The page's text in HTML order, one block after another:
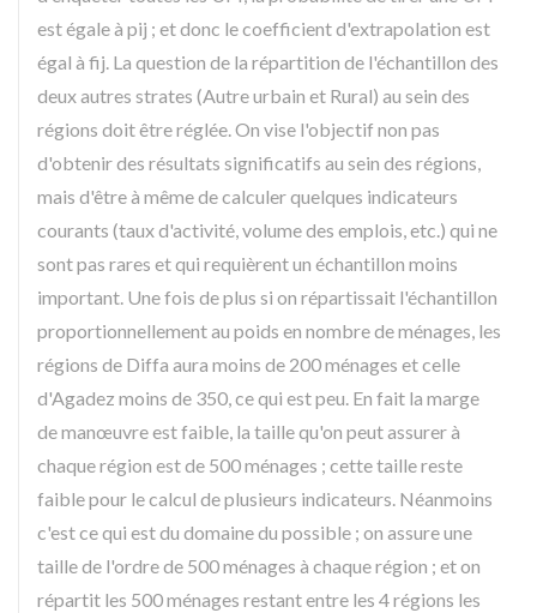
est égale à pij ; et donc le coefficient d'extrapolation est
égal à fij. La question de la répartition de l'échantillon des
deux autres strates (Autre urbain et Rural) au sein des
régions doit être réglée. On vise l'objectif non pas
d'obtenir des résultats significatifs au sein des régions,
mais d'être à même de calculer quelques indicateurs
courants (taux d'activité, volume des emplois, etc.) qui ne
sont pas rares et qui requièrent un échantillon moins
important. Une fois de plus si on répartissait l'échantillon
proportionnellement au poids en nombre de ménages, les
régions de Diffa aura moins de 200 ménages et celle
d'Agadez moins de 350, ce qui est peu. En fait la marge
de manœuvre est faible, la taille qu'on peut assurer à
chaque région est de 500 ménages ; cette taille reste
faible pour le calcul de plusieurs indicateurs. Néanmoins
c'est ce qui est du domaine du possible ; on assure une
taille de l'ordre de 500 ménages à chaque région ; et on
répartit les 500 ménages restant entre les 4 régions les